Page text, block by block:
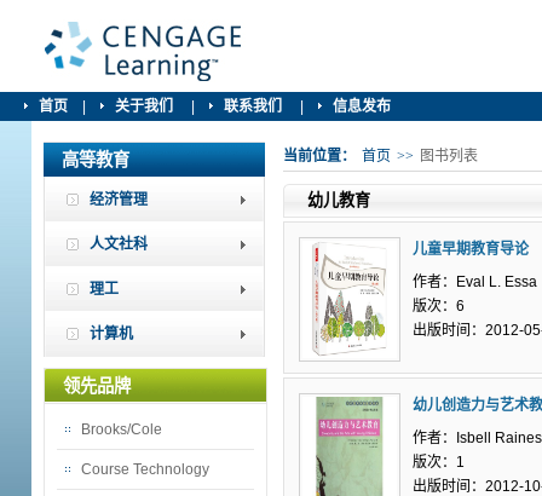
首页 关于我们 联系我们 信息发布
高等教育
经济管理
人文社科
理工
计算机
领先品牌
Brooks/Cole
Course Technology
当前位置： 首页 >> 图书列表
幼儿教育
儿童早期教育导论
作者：Eval L. Essa
版次：6
出版时间：2012-
幼儿创造力与艺术
作者：Isbell Raines
版次：1
出版时间：2012-